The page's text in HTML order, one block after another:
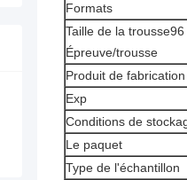
Formats
Taille de la trousse96
Épreuve/trousse
Produit de fabrication
Exp
Conditions de
Le paquet
Type de l'échantillon